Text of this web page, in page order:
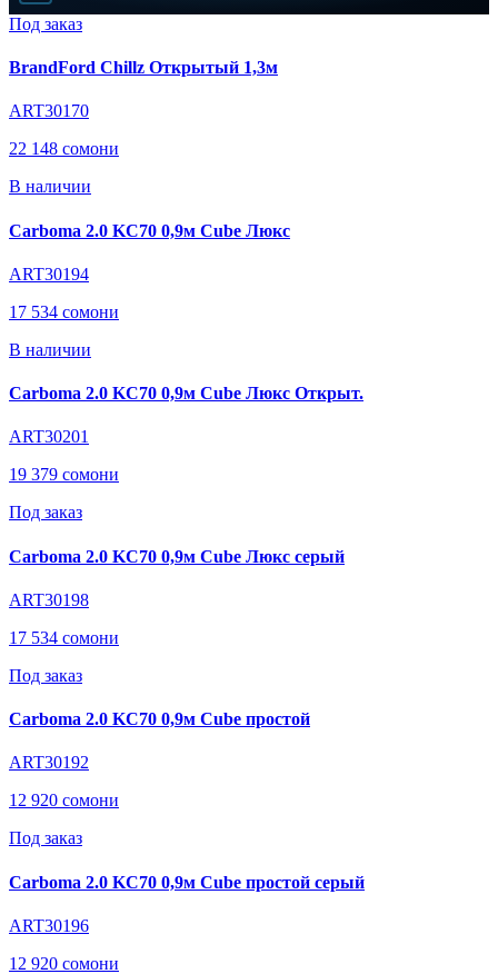
Под заказ
BrandFord Chillz Открытый 1,3м
ART30170
22 148 сомони
В наличии
Carboma 2.0 KC70 0,9м Cube Люкс
ART30194
17 534 сомони
В наличии
Carboma 2.0 KC70 0,9м Cube Люкс Открыт.
ART30201
19 379 сомони
Под заказ
Carboma 2.0 KC70 0,9м Cube Люкс серый
ART30198
17 534 сомони
Под заказ
Carboma 2.0 KC70 0,9м Cube простой
ART30192
12 920 сомони
Под заказ
Carboma 2.0 KC70 0,9м Cube простой серый
ART30196
12 920 сомони